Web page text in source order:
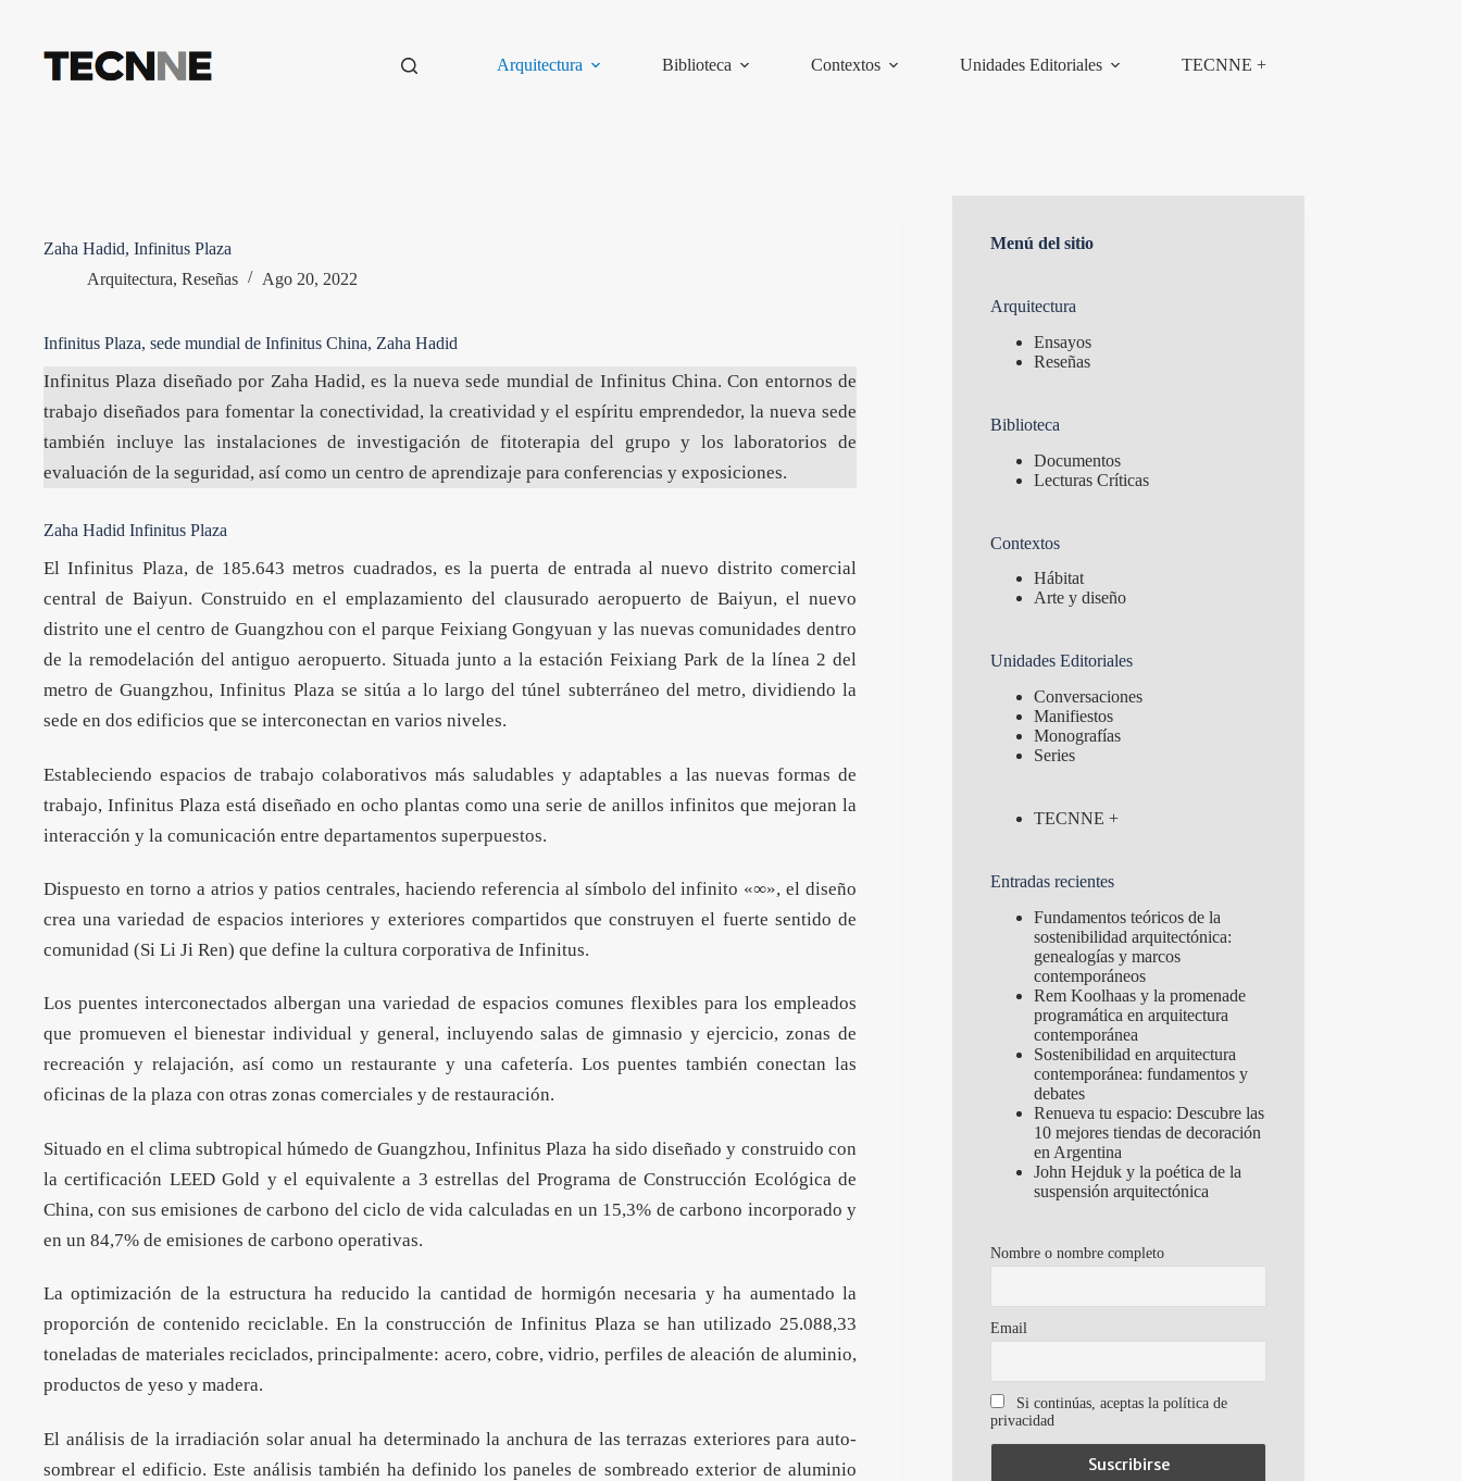
contenido
Arquitectura
Biblioteca Contextos Unidades Editoriales TECNNE +
Zaha Hadid, Infinitus Plaza
Arquitectura, Reseñas Ago 20, 2022
Infinitus Plaza, sede mundial de Infinitus China, Zaha Hadid
Infinitus Plaza diseñado por Zaha Hadid, es la nueva sede mundial de Infinitus China. Con entornos de
trabajo diseñados para fomentar la conectividad, la creatividad y el espíritu emprendedor, la nueva sede
también incluye las instalaciones de investigación de fitoterapia del grupo y los laboratorios de
evaluación de la seguridad, así como un centro de aprendizaje para conferencias y exposiciones.
Zaha Hadid Infinitus Plaza
El Infinitus Plaza, de 185.643 metros cuadrados, es la puerta de entrada al nuevo distrito comercial
central de Baiyun. Construido en el emplazamiento del clausurado aeropuerto de Baiyun, el nuevo
distrito une el centro de Guangzhou con el parque Feixiang Gongyuan y las nuevas comunidades dentro
de la remodelación del antiguo aeropuerto. Situada junto a la estación Feixiang Park de la línea 2 del
metro de Guangzhou, Infinitus Plaza se sitúa a lo largo del túnel subterráneo del metro, dividiendo la
sede en dos edificios que se interconectan en varios niveles.
Estableciendo espacios de trabajo colaborativos más saludables y adaptables a las nuevas formas de
trabajo, Infinitus Plaza está diseñado en ocho plantas como una serie de anillos infinitos que mejoran la
interacción y la comunicación entre departamentos superpuestos.
Dispuesto en torno a atrios y patios centrales, haciendo referencia al símbolo del infinito «∞», el diseño
crea una variedad de espacios interiores y exteriores compartidos que construyen el fuerte sentido de
comunidad (Si Li Ji Ren) que define la cultura corporativa de Infinitus.
Los puentes interconectados albergan una variedad de espacios comunes flexibles para los empleados
que promueven el bienestar individual y general, incluyendo salas de gimnasio y ejercicio, zonas de
recreación y relajación, así como un restaurante y una cafetería. Los puentes también conectan las
oficinas de la plaza con otras zonas comerciales y de restauración.
Situado en el clima subtropical húmedo de Guangzhou, Infinitus Plaza ha sido diseñado y construido con
la certificación LEED Gold y el equivalente a 3 estrellas del Programa de Construcción Ecológica de
China, con sus emisiones de carbono del ciclo de vida calculadas en un 15,3% de carbono incorporado y
en un 84,7% de emisiones de carbono operativas.
La optimización de la estructura ha reducido la cantidad de hormigón necesaria y ha aumentado la
proporción de contenido reciclable. En la construcción de Infinitus Plaza se han utilizado 25.088,33
toneladas de materiales reciclados, principalmente: acero, cobre, vidrio, perfiles de aleación de aluminio,
productos de yeso y madera.
El análisis de la irradiación solar anual ha determinado la anchura de las terrazas exteriores para auto-
sombrear el edificio. Este análisis también ha definido los paneles de sombreado exterior de aluminio
Menú del sitio
Arquitectura
Ensayos
Reseñas
Biblioteca
Documentos
Lecturas Críticas
Contextos
Hábitat
Arte y diseño
Unidades Editoriales
Conversaciones
Manifiestos
Monografías
Series
TECNNE +
Entradas recientes
Fundamentos teóricos de la
sostenibilidad arquitectónica:
genealogías y marcos
contemporáneos
Rem Koolhaas y la promenade
programática en arquitectura
contemporánea
Sostenibilidad en arquitectura
contemporánea: fundamentos y
debates
Renueva tu espacio: Descubre las
10 mejores tiendas de decoración
en Argentina
John Hejduk y la poética de la
suspensión arquitectónica
Nombre o nombre completo
Email
Si continúas, aceptas la política de
privacidad